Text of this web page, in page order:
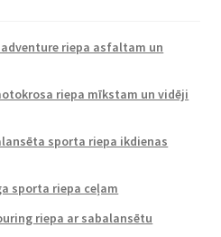
riepa asfaltam un
riepa mīkstam un vidēji
sporta riepa ikdienas
sporta riepa ceļam
riepa ar sabalansētu